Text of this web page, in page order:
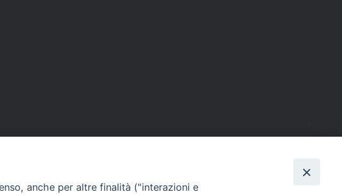
anche per altre finalità ("interazioni e